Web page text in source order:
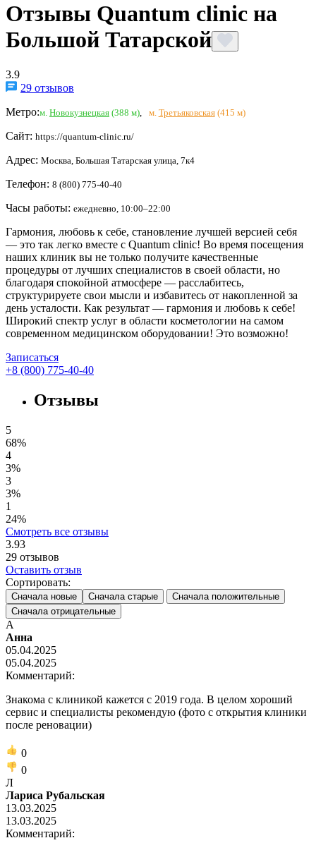
Отзывы Quantum clinic на
Большой Татарской
3.9
29 отзывов
Метро:м. Новокузнецкая (388 м) м. Третьяковская(415 м)
Сайт: https://quantum-clinic.ru/
Адрес: Москва, Большая Татарская улица, 7к4
Телефон: 8 (800) 775-40-40
Часы работы: ежедневно, 10:00–22:00
Гармония, любовь к себе, становление лучшей версией себя
— это так легко вместе с Quantum clinic! Во время посещения
наших клиник вы не только получите качественные
процедуры от лучших специалистов в своей области, но
благодаря спокойной атмосфере — расслабитесь,
структурируете свои мысли и избавитесь от накопленной за
день усталости. Как результат — гармония и любовь к себе!
Широкий спектр услуг в области косметологии на самом
современном медицинском оборудовании! Это возможно!
Записаться
+8 (800) 775-40-40
Отзывы
5
68%
4
3%
3
3%
1
24%
Смотреть все отзывы
3.93
29 отзывов
Оставить отзыв
Сортировать:
Сначала новые Сначала старые
Сначала положительные
Сначала отрицательные
А
Анна
05.04.2025
05.04.2025
Комментарий:
Знакома с клиникой кажется с 2019 года. В целом хороший
сервис и специалисты рекомендую (фото с открытия клиники
после реновации)
0
0
Л
Лариса Рубальская
13.03.2025
13.03.2025
Комментарий: